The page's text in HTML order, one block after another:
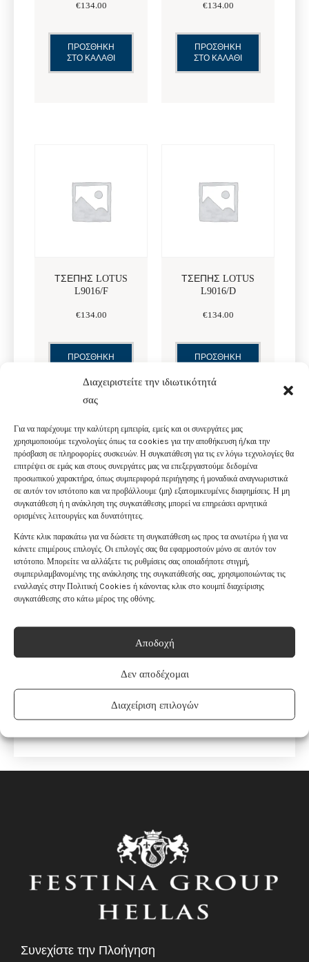
Διαχειριστείτε την ιδιωτικότητά
σας
Για να παρέχουμε την καλύτερη εμπειρία, εμείς και οι συνεργάτες μας
χρησιμοποιούμε τεχνολογίες όπως τα cookies για την αποθήκευση ή/και την
πρόσβαση σε πληροφορίες συσκευών. Η συγκατάθεση για τις εν λόγω τεχνολογίες θα
επιτρέψει σε εμάς και στους συνεργάτες μας να επεξεργαστούμε δεδομένα
προσωπικού χαρακτήρα, όπως συμπεριφορά περιήγησης ή μοναδικά αναγνωριστικά
σε αυτόν τον ιστότοπο και να προβάλλουμε (μη) εξατομικευμένες διαφημίσεις. Η μη
συγκατάθεση ή η ανάκληση της συγκατάθεσης μπορεί να επηρεάσει αρνητικά
ορισμένες λειτουργίες και δυνατότητες.
Κάντε κλικ παρακάτω για να δώσετε τη συγκατάθεση ως προς τα ανωτέρω ή για να
κάνετε επιμέρους επιλογές. Οι επιλογές σας θα εφαρμοστούν μόνο σε αυτόν τον
ιστότοπο. Μπορείτε να αλλάξετε τις ρυθμίσεις σας οποιαδήποτε στιγμή,
συμπεριλαμβανομένης της ανάκλησης της συγκατάθεσής σας, χρησιμοποιώντας τις
εναλλαγές στην Πολιτική Cookies ή κάνοντας κλικ στο κουμπί διαχείρισης
συγκατάθεσης στο κάτω μέρος της οθόνης.
Αποδοχή
Δεν αποδέχομαι
Διαχείριση επιλογών
€134.00
ΠΡΟΣΘΗΚΗ
ΣΤΟ ΚΑΛΑΘΙ
€134.00
ΠΡΟΣΘΗΚΗ
ΣΤΟ ΚΑΛΑΘΙ
ΤΣΕΠΗΣ LOTUS
L9016/F
€134.00
ΠΡΟΣΘΗΚΗ
ΤΣΕΠΗΣ LOTUS
L9016/D
€134.00
ΠΡΟΣΘΗΚΗ
ΤΣΕΠΗΣ LOTUS
L9016/C
€134.00
ΤΣΕΠΗΣ LOTUS
€134.00
Συνεχίστε την Πλοήγηση